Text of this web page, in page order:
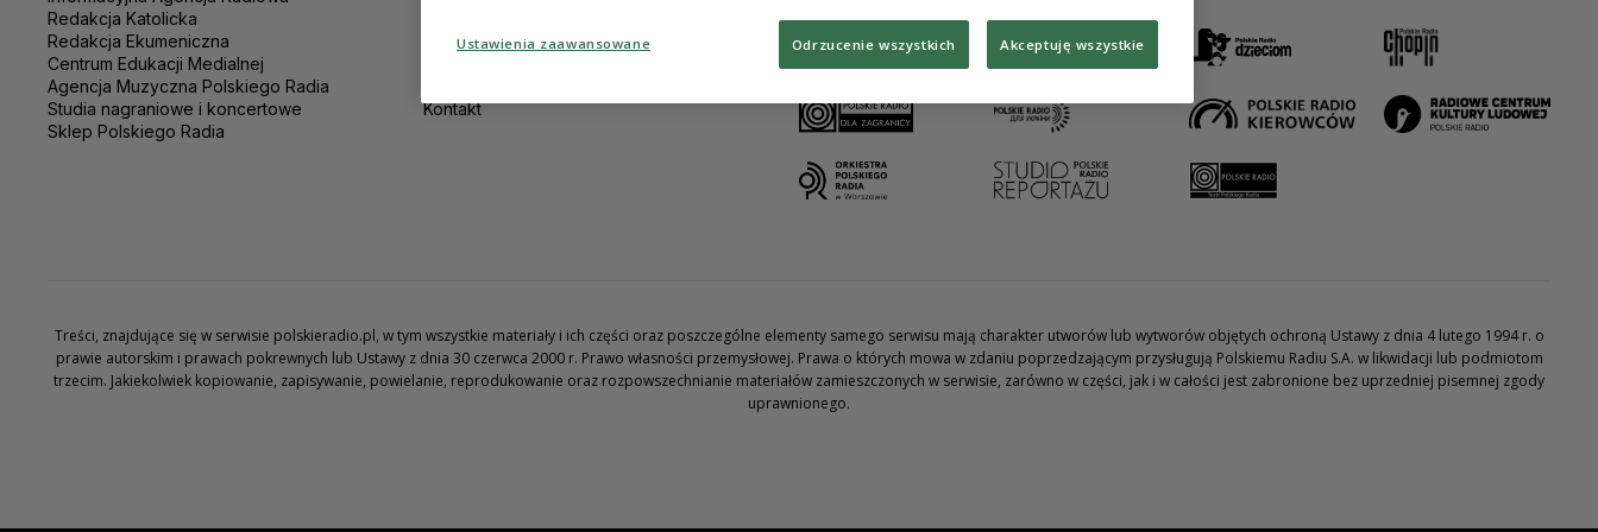
Redakcja Katolicka
Redakcja Ekumeniczna
Centrum Edukacji Medialnej
Agencja Muzyczna Polskiego Radia
Studia nagraniowe i koncertowe
Sklep Polskiego Radia
Polityka prywatności
Kontakt
Treści, znajdujące się w serwisie polskieradio.pl, w tym wszystkie materiały i ich części oraz poszczególne elementy samego serwisu mają charakter utworów lub wytworów objętych ochroną Ustawy z dnia 4 lutego 1994 r. o
prawie autorskim i prawach pokrewnych lub Ustawy z dnia 30 czerwca 2000 r. Prawo własności przemysłowej. Prawa o których mowa w zdaniu poprzedzającym przysługują Polskiemu Radiu S.A. w likwidacji lub podmiotom
trzecim. Jakiekolwiek kopiowanie, zapisywanie, powielanie, reprodukowanie oraz rozpowszechnianie materiałów zamieszczonych w serwisie, zarówno w części, jak i w całości jest zabronione bez uprzedniej pisemnej zgody
uprawnionego.
Ustawienia zaawansowane Odrzucenie wszystkich Akceptuję wszystkie